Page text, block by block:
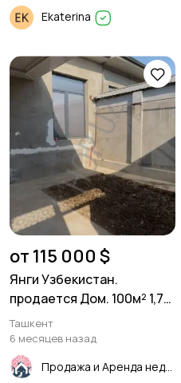
Ekaterina
от 115 000 $
Янги Узбекистан.
продается Дом. 100м² 1,7
соток.
Ташкент
6 месяцев назад